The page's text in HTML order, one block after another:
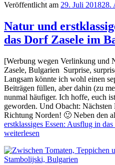
Veröffentlicht am 29. Juli 201828.
Natur und
das Dorf Zasele im
[Werbung wegen Verlinkung und
Zasele, Bulgarien Surprise,
Langsam könnte ich wohl einen
Beiträgen füllen, aber dahin (zu
nunmal häufiger. Ich hoffe, euch
geworden. Und Obacht: Nächsten
Richtung Norden! 🙂 Neben den
erstklassiges Essen: Ausflug in
weiterlesen